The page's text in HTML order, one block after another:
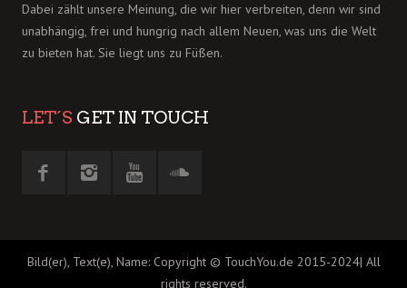
Dabei zählt unsere Meinung, die wir hier verbreiten, denn wir sind
unabhängig, frei und hungrig nach allem Neuen, was uns die Welt
zu bieten hat. Sie liegt uns zu Füßen.
LET´S GET IN TOUCH
Bild(er), Text(e), Name: Copyright © TouchYou.de 2015-2024| All
rights reserved.